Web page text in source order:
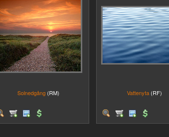
Solnedgång (RM) Vattenyta (RF)